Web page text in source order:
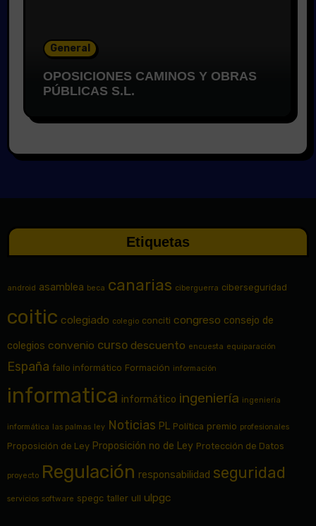
General
OPOSICIONES CAMINOS Y OBRAS
PÚBLICAS S.L.
Etiquetas
android asamblea beca canarias ciberguerra ciberseguridad
coitic colegiado colegio conciti congreso consejo de
colegios convenio curso descuento encuesta equiparación
España fallo informático Formación información
informatica informático ingeniería ingeniería
informática las palmas ley Noticias PL Política premio profesionales
Proposición de Ley Proposición no de Ley Protección de Datos
proyecto Regulación responsabilidad seguridad
servicios software spegc taller ull ulpgc